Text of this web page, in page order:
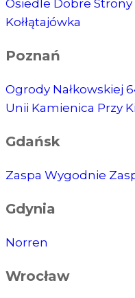
Osiedle Dobre Strony
Kołłątajówka
Poznań
Ogrody Nałkowskiej
Unii Kamienica Przy
Gdańsk
Zaspa Wygodnie
Gdynia
Norren
Wrocław